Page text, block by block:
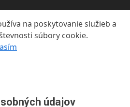
na poskytovanie služieb a
súbory cookie.
údajov